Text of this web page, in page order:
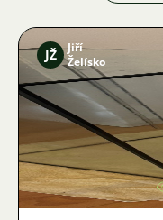
JŽ
Jiří
Želísko